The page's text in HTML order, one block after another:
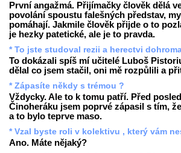
První angažmá. Přijímačky člověk dělá
povolání spoustu falešných představ,
pomáhají. Jakmile člověk přijde o to
je hezky patetické, ale je to pravda.
* To jste studoval rezii a herectvi
To dokázali spíš mí učitelé Luboš
dělal co jsem stačil, oni mě rozpůlili a
* Zápasíte někdy s trémou ?
Vždycky. Ale to k tomu patří. Před
Činoheráku jsem poprvé zápasil s tím,
a to bylo teprve maso.
* Vzal byste roli v kolektivu , který vám
Ano. Máte nějaký?